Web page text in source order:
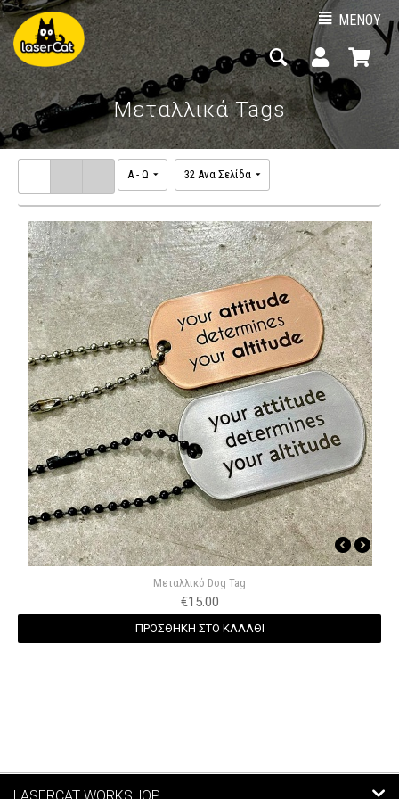
ΜΕΝΟΥ
Μεταλλικά Tags
A - Ω 32 Ανα Σελίδα
Μεταλλικό Dog Tag
€15.00
ΠΡΟΣΘΗΚΗ ΣΤΟ ΚΑΛΑΘΙ